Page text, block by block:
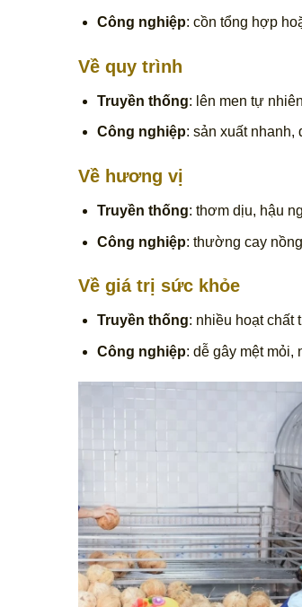
Công nghiệp: cồn tổng hợp
Về quy trình
Truyền thống: lên men tự
Công nghiệp: sản xuất nhanh,
Về hương vị
Truyền thống: thơm dịu, hậu
Công nghiệp: thường cay
Về giá trị sức khỏe
Truyền thống: nhiều hoạt chất
Công nghiệp: dễ gây mệt mỏi,